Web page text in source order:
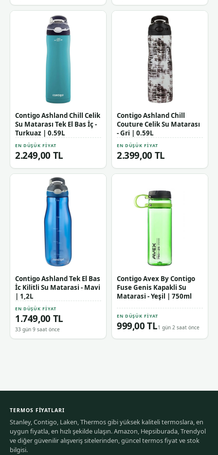
Contigo Ashland Chill Celik
Su Matarası Tek El Bas İç -
Turkuaz | 0.59L
EN DÜŞÜK FIYAT
2.249,00 TL
Contigo Ashland Chill
Couture Celik Su Matarası
- Gri | 0.59L
EN DÜŞÜK FIYAT
2.399,00 TL
Contigo Ashland Tek El Bas
İc Kilitli Su Matarasi - Mavi
| 1,2L
EN DÜŞÜK FIYAT
1.749,00 TL
33 gün 9 saat önce
Contigo Avex By Contigo
Fuse Genis Kapakli Su
Matarasi - Yeşil | 750ml
EN DÜŞÜK FIYAT
999,00 TL1 gün 2 saat önce
TERMOS FIYATLARI
Stanley, Contigo, Laken, Thermos gibi yüksek kaliteli termoslara, en
uygun fiyatla, en hızlı şekilde ulaşın. Amazon, Hepsiburada, Trendyol
ve diğer güvenilir alışveriş sitelerinden, güncel termos fiyat ve stok
bilgisi.